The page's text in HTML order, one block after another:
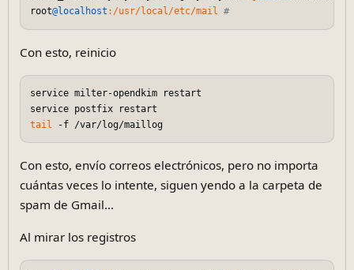
root@localhost :/usr/local/etc/mail #
Con esto, reinicio
service milter-opendkim restart
tail
Con esto, envío correos electrónicos, pero no importa
cuántas veces lo intente, siguen yendo a la carpeta de
spam de Gmail...
Al mirar los registros